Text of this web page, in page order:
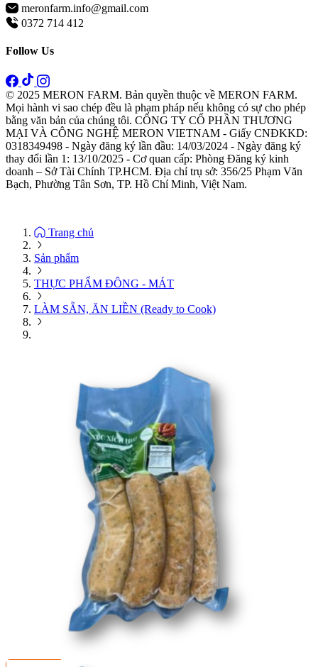
meronfarm.info@gmail.com
0372 714 412
Follow Us
© 2025 MERON FARM. Bản quyền thuộc về MERON FARM.
Mọi hành vi sao chép đều là phạm pháp nếu không có sự cho phép
bằng văn bản của chúng tôi. CÔNG TY CỔ PHẦN THƯƠNG
MẠI VÀ CÔNG NGHỆ MERON VIETNAM - Giấy CNĐKKD:
0318349498 - Ngày đăng ký lần đầu: 14/03/2024 - Ngày đăng ký
thay đổi lần 1: 13/10/2025 - Cơ quan cấp: Phòng Đăng ký kinh
doanh – Sở Tài Chính TP.HCM. Địa chỉ trụ sở: 356/25 Phạm Văn
Bạch, Phường Tân Sơn, TP. Hồ Chí Minh, Việt Nam.
Trang chủ
Sản phẩm
THỰC PHẨM ĐÔNG - MÁT
LÀM SẴN, ĂN LIỀN (Ready to Cook)